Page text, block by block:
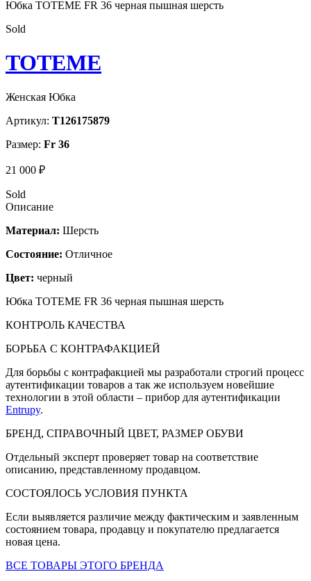
Юбка TOTEME FR 36 черная пышная шерсть
Sold
TOTEME
Женская Юбка
Артикул: T126175879
Размер: Fr 36
21 000 ₽
Sold
Описание
Материал: Шерсть
Состояние: Отличное
Цвет: черный
Юбка TOTEME FR 36 черная пышная шерсть
КОНТРОЛЬ КАЧЕСТВА
БОРЬБА С КОНТРАФАКЦИЕЙ
Для борьбы с контрафакцией мы разработали строгий процесс
аутентификации товаров а так же используем новейшие
технологии в этой области – прибор для аутентификации
Entrupy.
БРЕНД, СПРАВОЧНЫЙ ЦВЕТ, РАЗМЕР ОБУВИ
Отдельный эксперт проверяет товар на соответствие
описанию, представленному продавцом.
СОСТОЯЛОСЬ УСЛОВИЯ ПУНКТА
Если выявляется различие между фактическим и заявленным
состоянием товара, продавцу и покупателю предлагается
новая цена.
ВСЕ ТОВАРЫ ЭТОГО БРЕНДА